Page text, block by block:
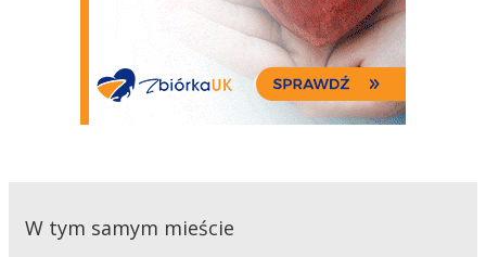
W tym samym mieście